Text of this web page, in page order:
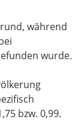
während
wurde.
bzw. 0,99.